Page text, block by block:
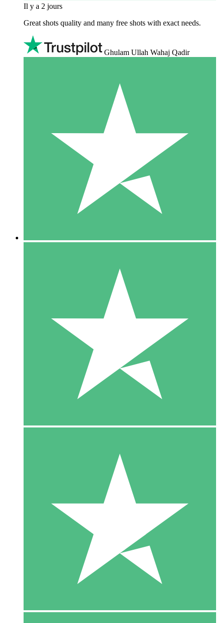
Il y a 2 jours
Great shots quality and many free shots with exact needs.
Ghulam Ullah Wahaj Qadir